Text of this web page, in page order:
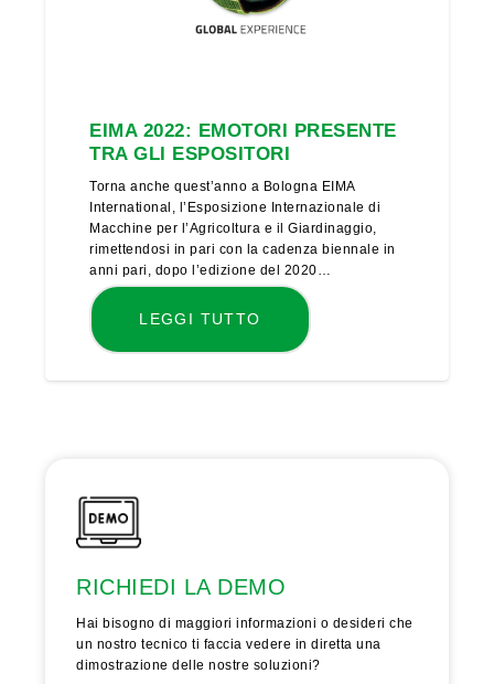
EIMA 2022: EMOTORI PRESENTE
TRA GLI ESPOSITORI
Torna anche quest’anno a Bologna EIMA
International, l’Esposizione Internazionale di
Macchine per l’Agricoltura e il Giardinaggio,
rimettendosi in pari con la cadenza biennale in
anni pari, dopo l’edizione del 2020…
LEGGI TUTTO
RICHIEDI LA DEMO
Hai bisogno di maggiori informazioni o desideri che
un nostro tecnico ti faccia vedere in diretta una
dimostrazione delle nostre soluzioni?